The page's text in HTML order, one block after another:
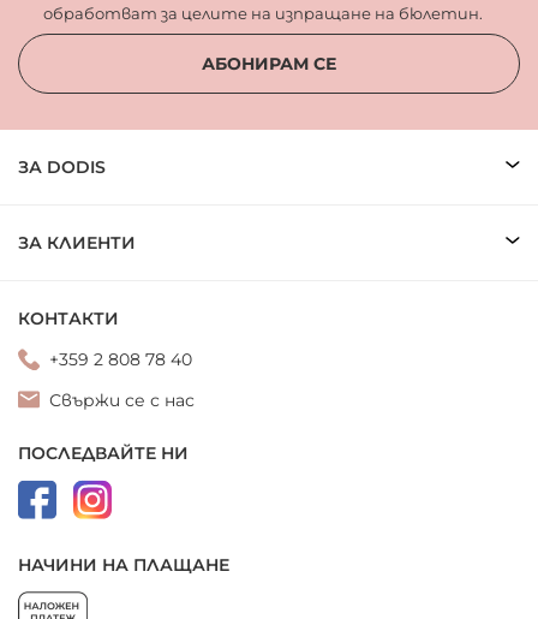
обработват за целите на изпращане на бюлетин.
АБОНИРАМ СЕ
ЗА DODIS
ЗА КЛИЕНТИ
КОНТАКТИ
+359 2 808 78 40
Свържи се с нас
ПОСЛЕДВАЙТЕ НИ
НАЧИНИ НА ПЛАЩАНЕ